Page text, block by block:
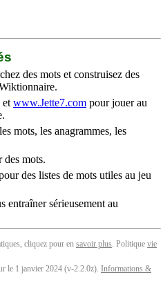
des mots et construisez des
et www.Jette7.com pour jouer au
mots, les anagrammes, les
des mots.
des listes de mots utiles au jeu
entraîner sérieusement au
cliquez pour en savoir plus. Politique vie
le 1 janvier 2024 (v-2.2.0z). Informations &